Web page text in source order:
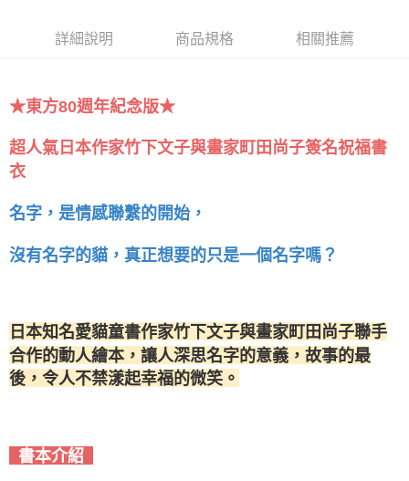
詳細說明 商品規格 相關推薦
★東方80週年紀念版★
超人氣日本作家竹下文子與畫家町田尚子簽名祝福書
衣
名字，是情感聯繫的開始，
沒有名字的貓，真正想要的只是一個名字嗎？
日本知名愛貓童書作家竹下文子與畫家町田尚子聯手
合作的動人繪本，讓人深思名字的意義，故事的最
後，令人不禁漾起幸福的微笑。
書本介紹